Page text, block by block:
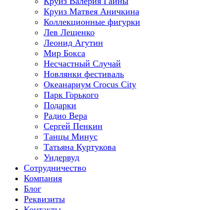
Круиз Матвея Аничкина
Коллекционные фигурки
Лев Лещенко
Леонид Агутин
Мир Бокса
Несчастный Случай
Новлянки фестиваль
Океанариум Crocus City
Парк Горького
Подарки
Радио Вера
Сергей Пенкин
Танцы Минус
Татьяна Куртукова
Ундервуд
Сотрудничество
Компания
Блог
Реквизиты